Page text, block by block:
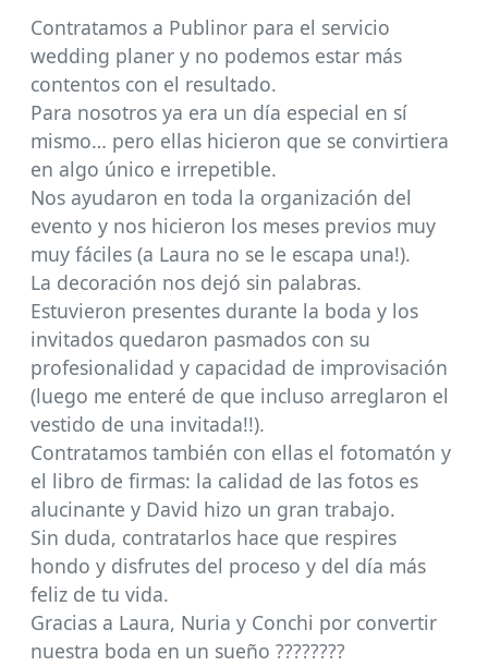
Contratamos a Publinor para el servicio
wedding planer y no podemos estar más
contentos con el resultado.
Para nosotros ya era un día especial en sí
mismo… pero ellas hicieron que se convirtiera
en algo único e irrepetible.
Nos ayudaron en toda la organización del
evento y nos hicieron los meses previos muy
muy fáciles (a Laura no se le escapa una!).
La decoración nos dejó sin palabras.
Estuvieron presentes durante la boda y los
invitados quedaron pasmados con su
profesionalidad y capacidad de improvisación
(luego me enteré de que incluso arreglaron el
vestido de una invitada!!).
Contratamos también con ellas el fotomatón y
el libro de firmas: la calidad de las fotos es
alucinante y David hizo un gran trabajo.
Sin duda, contratarlos hace que respires
hondo y disfrutes del proceso y del día más
feliz de tu vida.
Gracias a Laura, Nuria y Conchi por convertir
nuestra boda en un sueño ????????